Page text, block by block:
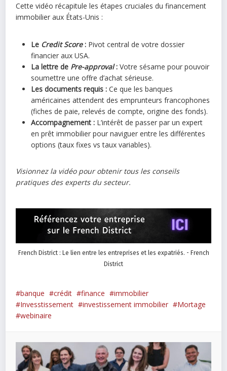
Cette vidéo récapitule les étapes cruciales du financement
immobilier aux États-Unis :
Le Credit Score: Pivot central de votre dossier
financier aux USA.
La lettre de Pre-approval: Votre sésame pour pouvoir
soumettre une offre d’achat sérieuse.
Les documents requis : Ce que les banques
américaines attendent des emprunteurs francophones
(fiches de paie, relevés de compte, origine des fonds).
Accompagnement : L’intérêt de passer par un expert
en prêt immobilier pour naviguer entre les différentes
options (taux fixes vs taux variables).
Visionnez la vidéo pour obtenir tous les conseils
pratiques des experts du secteur.
French District : Le lien entre les entreprises et les expatriés. - French
District
banque crédit finance
immobilier
Invesstissement
investissement immobilier
Mortage
webinaire